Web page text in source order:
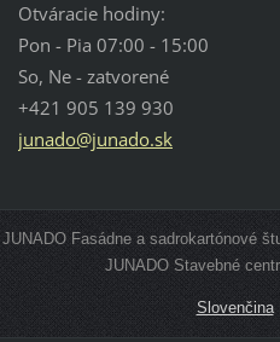
Otváracie hodiny:
Pon - Pia 07:00 - 15:00
So, Ne - zatvorené
+421 905 139 930
junado@junado.sk
JUNADO Fasádne a sadrokartónové
JUNADO Stavebné
Slovenčina|